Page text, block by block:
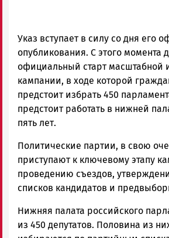
Указ вступает в силу со дня его
опубликования. С этого момента
официальный старт масштабной
кампании, в ходе которой
предстоит избрать 450
предстоит работать в нижней
пять лет.
Политические партии, в свою
приступают к ключевому этапу
проведению съездов,
списков кандидатов и
Нижняя палата российского
из 450 депутатов. Половина из